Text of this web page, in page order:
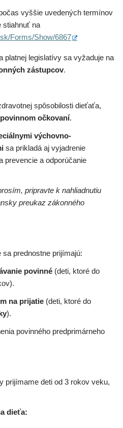
vyššie uvedených termínov
stiahnuť na
Forms/Show/6867
platnej legislatívy sa vyžaduje na
zástupcov.
spôsobilosti dieťaťa,
povinnom očkovaní.
výchovno-
sa prikladá aj vyjadrenie
prevencie a odporúčanie
pripravte k nahliadnutiu
preukaz zákonného
sa prednostne prijímajú:
povinné (deti, ktoré do
na prijatie (deti, ktoré do
).
povinného predprimárneho
prijímame deti od 3 rokov veku,
dieťa: